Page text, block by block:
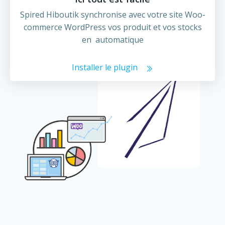
Spired Hiboutik synchronise avec votre site Woo-
commerce WordPress vos produit et vos stocks
en automatique
Installer le plugin